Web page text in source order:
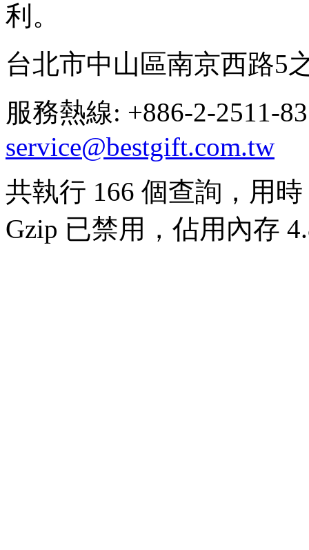
利。
台北市中山區南京西路5
服務熱線: +886-2-
service@bestgift.com.tw
共執行 166 個查詢，用
Gzip 已禁用，佔用內存